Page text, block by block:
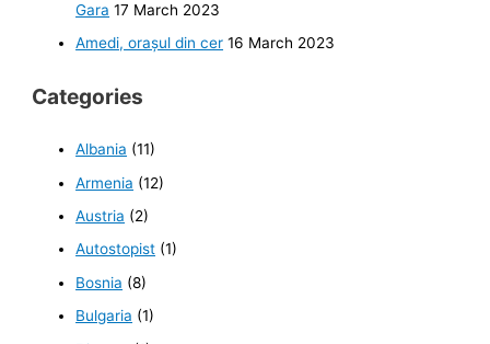
Gara 17 March 2023
Amedi, orașul din cer 16 March 2023
Categories
Albania (11)
Armenia (12)
Austria (2)
Autostopist (1)
Bosnia (8)
Bulgaria (1)